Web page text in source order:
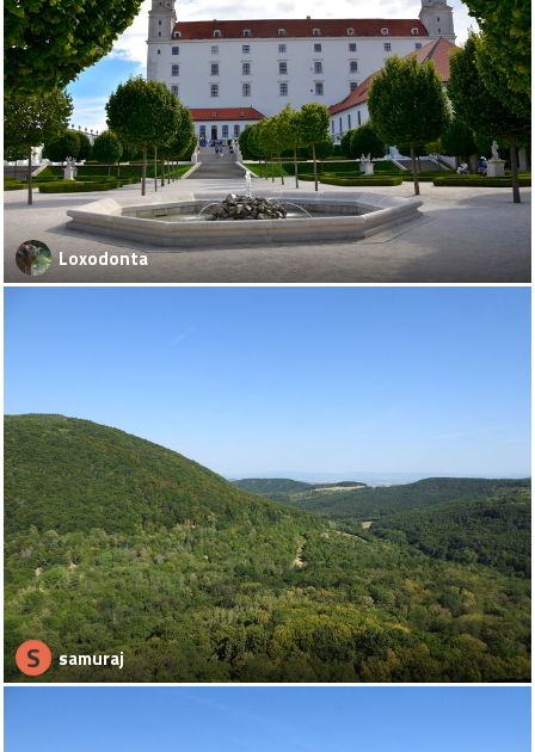
Loxodonta
S samuraj